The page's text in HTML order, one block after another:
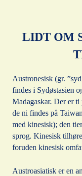
LIDT OM
Austronesisk (gr.
findes i Sydøstasien
Madagaskar. Der er
de ni findes på
med kinesisk); den
sprog. Kinesisk
foruden kinesisk
Austroasiatisk er en